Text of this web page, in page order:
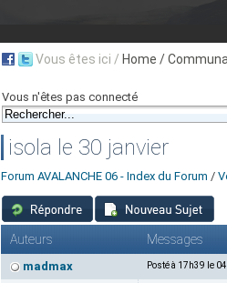
Vous êtes ici / Home /
Vous n'êtes pas connecté
isola le 30 janvier
Forum AVALANCHE 06 - Index du Forum /
Auteurs Messages
madmax Posté à 17h39 le